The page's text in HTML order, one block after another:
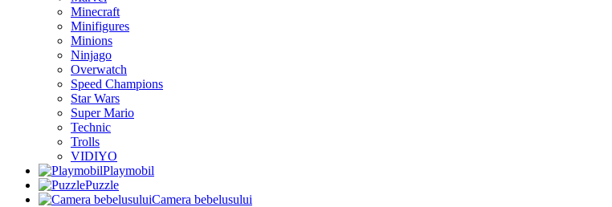
Minecraft
Minifigures
Minions
Ninjago
Overwatch
Speed Champions
Star Wars
Super Mario
Technic
Trolls
VIDIYO
Playmobil
Puzzle
Camera bebelusului